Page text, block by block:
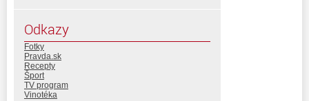
Odkazy
Fotky
Pravda.sk
Recepty
Šport
TV program
Vinotéka